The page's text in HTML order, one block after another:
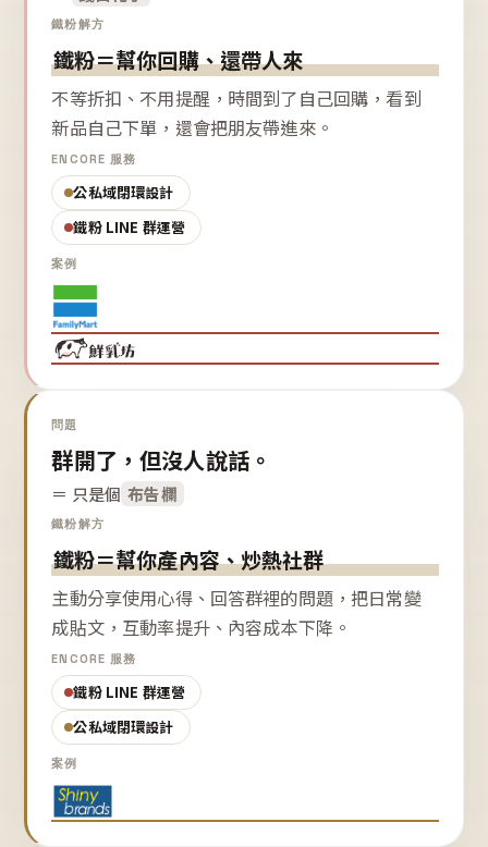
鐵粉解方
鐵粉＝幫你回購、還帶人來
不等折扣、不用提醒，時間到了自己回購，看到
新品自己下單，還會把朋友帶進來。
ENCORE 服務
公私域閉環設計
鐵粉 LINE 群運營
案例
問題
群開了，但沒人說話。
＝ 只是個 布告欄
鐵粉解方
鐵粉＝幫你產內容、炒熱社群
主動分享使用心得、回答群裡的問題，把日常變
成貼文，互動率提升、內容成本下降。
ENCORE 服務
鐵粉 LINE 群運營
公私域閉環設計
案例